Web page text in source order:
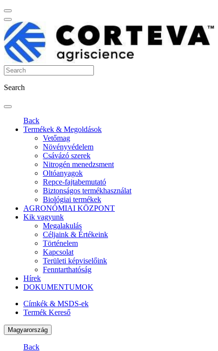
Search
Back
Termékek & Megoldások
Vetőmag
Növényvédelem
Csávázó szerek
Nitrogén menedzsment
Oltóanyagok
Repce-fajtabemutató
Biztonságos termékhasználat
Biológiai termékek
AGRONÓMIAI KÖZPONT
Kik vagyunk
Megalakulás
Céljaink & Értékeink
Történelem
Kapcsolat
Területi képviselőink
Fenntarthatóság
Hírek
DOKUMENTUMOK
Címkék & MSDS-ek
Termék Kereső
Magyarország
Back